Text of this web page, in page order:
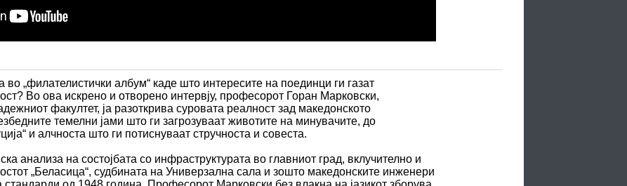
во „филателистички албум“ каде што интересите на поединци ги газат
Во ова искрено и отворено интервју, професорот Горан Марковски,
факултет, ја разоткрива суровата реалност зад македонското
темелни јами што ги загрозуваат животите на минувачите, до
и алчноста што ги потиснуваат стручноста и совеста.
анализа на состојбата со инфраструктурата во главниот град, вклучително и
„Беласица“, судбината на Универзална сала и зошто македонските инженери